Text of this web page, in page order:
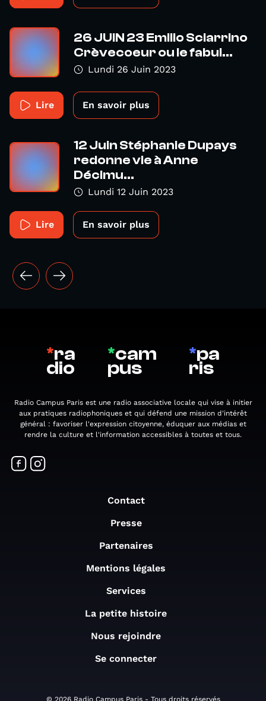
26 JUIN 23 Emilio Sciarrino
Crèvecoeur ou le fabul...
Lundi 26 Juin 2023
Lire En savoir plus
12 Juin Stéphanie Dupays
redonne vie à Anne
Décimu...
Lundi 12 Juin 2023
Lire En savoir plus
*ra
dio
*cam
pus
*pa
ris
Radio Campus Paris est une radio associative locale qui vise à initier
aux pratiques radiophoniques et qui défend une mission d'intérêt
général : favoriser l'expression citoyenne, éduquer aux médias et
rendre la culture et l'information accessibles à toutes et tous.
Contact
Presse
Partenaires
Mentions légales
Services
La petite histoire
Nous rejoindre
Se connecter
© 2026 Radio Campus Paris - Tous droits réservés